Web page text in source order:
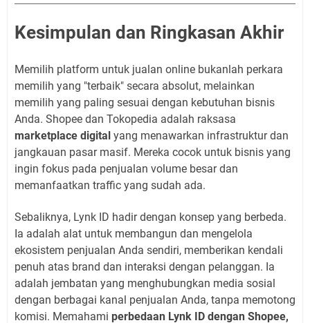
Kesimpulan dan Ringkasan Akhir
Memilih platform untuk jualan online bukanlah perkara
memilih yang "terbaik" secara absolut, melainkan
memilih yang paling sesuai dengan kebutuhan bisnis
Anda. Shopee dan Tokopedia adalah raksasa
marketplace digital yang menawarkan infrastruktur dan
jangkauan pasar masif. Mereka cocok untuk bisnis yang
ingin fokus pada penjualan volume besar dan
memanfaatkan traffic yang sudah ada.
Sebaliknya, Lynk ID hadir dengan konsep yang berbeda.
Ia adalah alat untuk membangun dan mengelola
ekosistem penjualan Anda sendiri, memberikan kendali
penuh atas brand dan interaksi dengan pelanggan. Ia
adalah jembatan yang menghubungkan media sosial
dengan berbagai kanal penjualan Anda, tanpa memotong
komisi. Memahami perbedaan Lynk ID dengan Shopee,